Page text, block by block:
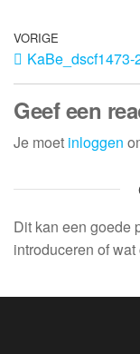
VORIGE
KaBe_dscf1473-
Geef een
Je moet inloggen
Dit kan een goede
introduceren of